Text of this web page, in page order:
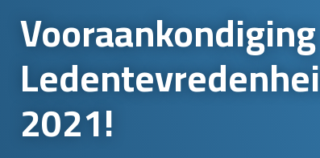
Vooraankondiging
2021!